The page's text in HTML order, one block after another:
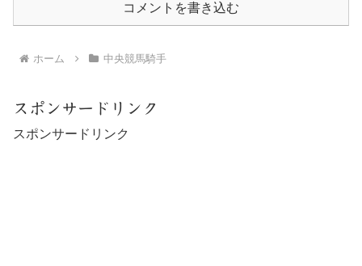
コメントを書き込む
ホーム 中央競馬騎手
スポンサードリンク
スポンサードリンク